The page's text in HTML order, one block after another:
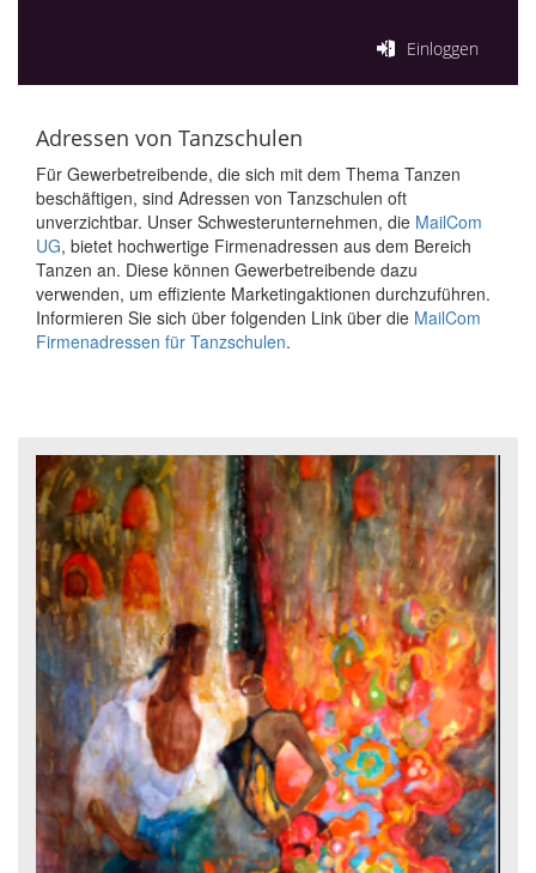
Einloggen
Adressen von Tanzschulen
Für Gewerbetreibende, die sich mit dem Thema Tanzen
beschäftigen, sind Adressen von Tanzschulen oft
unverzichtbar. Unser Schwesterunternehmen, die MailCom
UG, bietet hochwertige Firmenadressen aus dem Bereich
Tanzen an. Diese können Gewerbetreibende dazu
verwenden, um effiziente Marketingaktionen durchzuführen.
Informieren Sie sich über folgenden Link über die MailCom
Firmenadressen für Tanzschulen.